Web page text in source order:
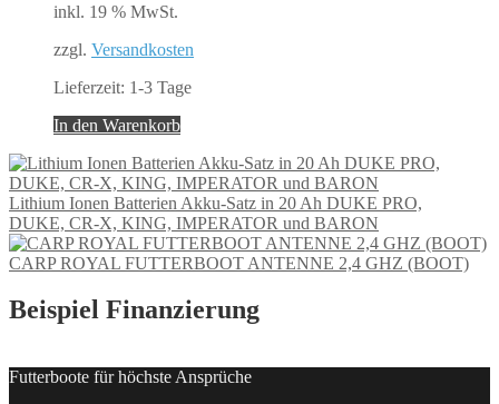
inkl. 19 % MwSt.
zzgl. Versandkosten
Lieferzeit: 1-3 Tage
In den Warenkorb
Lithium Ionen Batterien Akku-Satz in 20 Ah DUKE PRO,
DUKE, CR-X, KING, IMPERATOR und BARON
CARP ROYAL FUTTERBOOT ANTENNE 2,4 GHZ (BOOT)
Beispiel Finanzierung
Futterboote für höchste Ansprüche